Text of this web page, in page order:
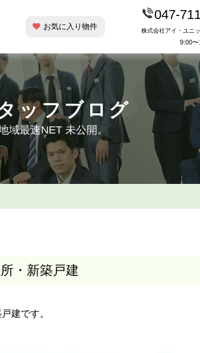
お気に入り物件
047-
株式会社アイ・ユニ
9:00
ッフブログ
域最速NET 未公開。
・新築戸建
建です。